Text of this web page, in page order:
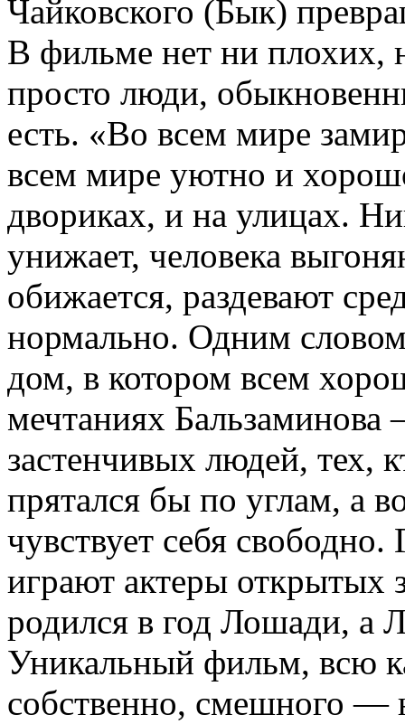
Чайковского (Бык)
В фильме нет ни плохих,
просто люди,
есть. «Во всем мире
всем мире уютно и
двориках, и на улицах.
унижает, человека
обижается, раздевают
нормально. Одним
дом, в котором всем
мечтаниях
застенчивых людей, тех,
прятался бы по углам, а
чувствует себя
играют актеры открытых
родился в год Лошади, а
Уникальный фильм, всю
собственно, смешного —